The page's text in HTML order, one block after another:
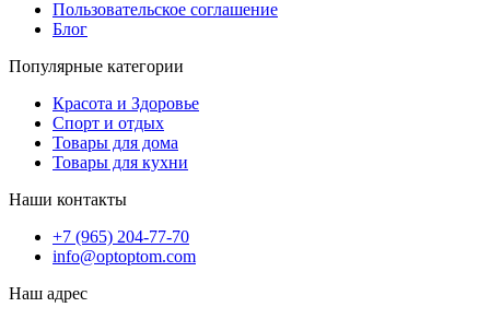
Пользовательское соглашение
Блог
Популярные категории
Красота и Здоровье
Спорт и отдых
Товары для дома
Товары для кухни
Наши контакты
+7 (965) 204-77-70
info@optoptom.com
Наш адрес